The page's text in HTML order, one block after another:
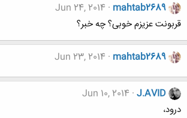
mahtab2689
Jun 24, 2014
قربونت عزیزم خوبی؟ چه خبر؟
mahtab2689
Jun 23, 2014
J.AVID
Jun 10, 2014
درود،